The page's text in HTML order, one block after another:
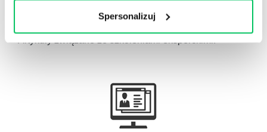
Spersonalizuj
Artykuły eksperckie